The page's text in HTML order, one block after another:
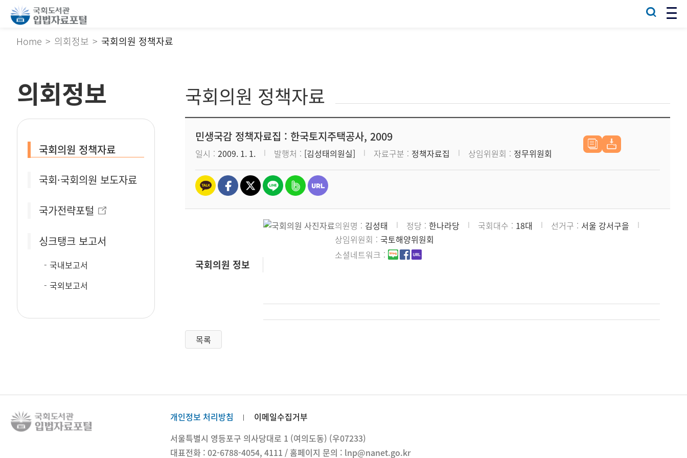
Home 의회정보 국회의원 정책자료
의회정보
국회의원 정책자료
국회·국회의원 보도자료
국가전략포털
싱크탱크 보고서
국내보고서
국외보고서
국회의원 정책자료
민생국감 정책자료집 : 한국토지주택공사, 2009
일시 2009. 1. 1. 발행처 [김성태의원실] 자료구분 정책자료집 상임위원회 정무위원회
국회의원 정보
의원명 김성태 정당 한나라당 국회대수 18대 선거구
서울 강서구을
상임위원회
국토해양위원회
소셜네트워크
목록
개인정보 처리방침
이메일수집거부
서울특별시 영등포구 의사당대로 1 (여의도동) (우07233)
대표전화 : 02-6788-4054, 4111 / 홈페이지 문의 : lnp@nanet.go.kr